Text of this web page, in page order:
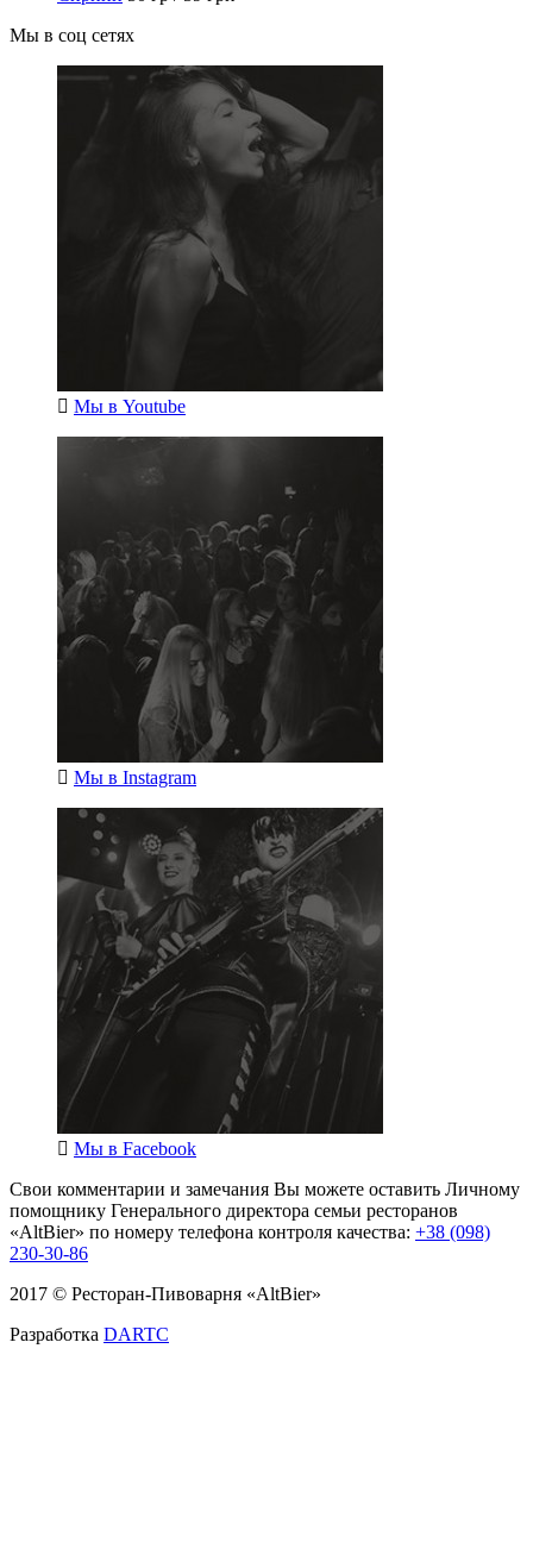
Мы в соц сетях
Мы в Youtube
Мы в Instagram
Мы в Facebook
Свои комментарии и замечания Вы можете оставить Личному
помощнику Генерального директора семьи ресторанов
«AltBier» по номеру телефона контроля качества: +38 (098)
230-30-86
2017 © Ресторан-Пивоварня «AltBier»
Разработка DARTC